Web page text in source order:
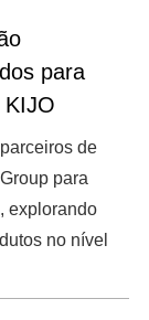
para
KIJO
de
para
explorando
no nível